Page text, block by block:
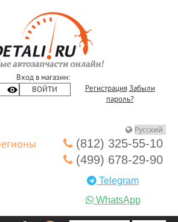
Вход в магазин:
Регистрация Забыли
пароль?
(812) 325-55-10
(499) 678-29-90
Telegram
WhatsApp